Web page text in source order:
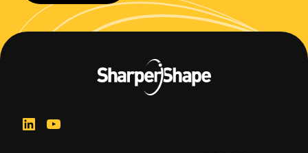
LinkedIn
ユーチューブ